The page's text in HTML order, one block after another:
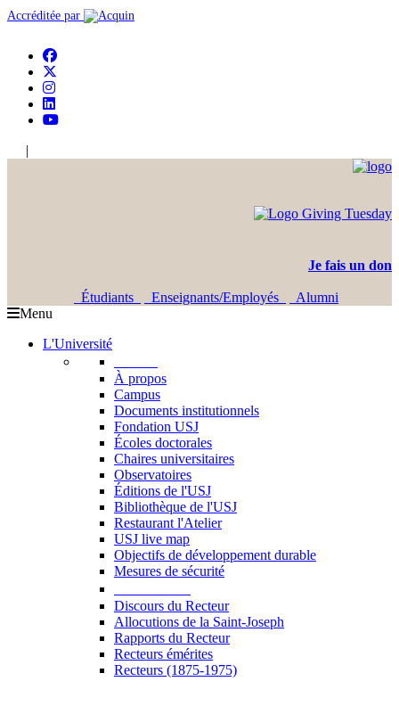
Accréditée par
|
Je fais un don
Étudiants Enseignants/Employés
Alumni
Menu
L'Université
À propos
Campus
Documents institutionnels
Fondation USJ
Écoles doctorales
Chaires universitaires
Observatoires
Éditions de l'USJ
Bibliothèque de l'USJ
Restaurant l'Atelier
USJ live map
Objectifs de développement durable
Mesures de sécurité
Discours du Recteur
Allocutions de la Saint-Joseph
Rapports du Recteur
Recteurs émérites
Recteurs (1875-1975)